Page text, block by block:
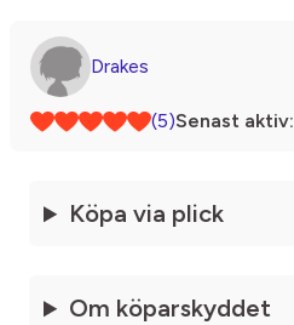
Drakes
(5)Senast aktiv:
Köpa via plick
Om köparskyddet